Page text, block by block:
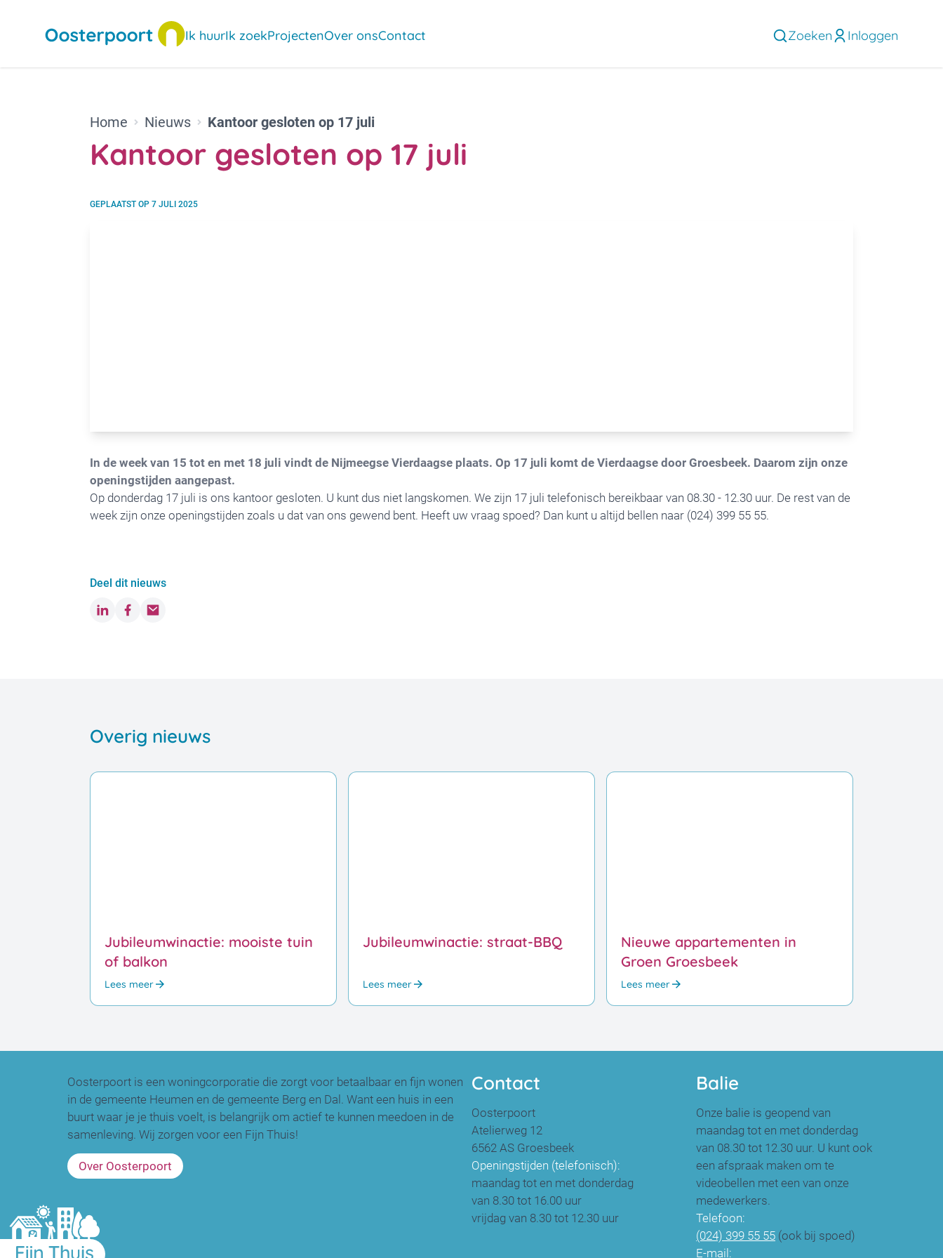
Ik huurIk zoekProjectenOver onsContact Zoeken Inloggen
Home Nieuws Kantoor gesloten op 17 juli
Kantoor gesloten op 17 juli
GEPLAATST OP 7 JULI 2025
In de week van 15 tot en met 18 juli vindt de Nijmeegse Vierdaagse plaats. Op 17 juli komt de Vierdaagse door Groesbeek. Daarom zijn onze
openingstijden aangepast.
Op donderdag 17 juli is ons kantoor gesloten. U kunt dus niet langskomen. We zijn 17 juli telefonisch bereikbaar van 08.30 - 12.30 uur. De rest van de
week zijn onze openingstijden zoals u dat van ons gewend bent. Heeft uw vraag spoed? Dan kunt u altijd bellen naar (024) 399 55 55.
Deel dit nieuws
LinkedInFacebook
Email
Overig nieuws
Jubileumwinactie: mooiste tuin
of balkon
Lees meer
Jubileumwinactie: straat-BBQ
Lees meer
Nieuwe appartementen in
Groen Groesbeek
Lees meer
Oosterpoort is een woningcorporatie die zorgt voor betaalbaar en fijn wonen
in de gemeente Heumen en de gemeente Berg en Dal. Want een huis in een
buurt waar je je thuis voelt, is belangrijk om actief te kunnen meedoen in de
samenleving. Wij zorgen voor een Fijn Thuis!
Over Oosterpoort
Contact
Oosterpoort
Atelierweg 12
6562 AS Groesbeek
Openingstijden (telefonisch):
maandag tot en met donderdag
van 8.30 tot 16.00 uur
vrijdag van 8.30 tot 12.30 uur
Balie
Onze balie is geopend van
maandag tot en met donderdag
van 08.30 tot 12.30 uur. U kunt ook
een afspraak maken om te
videobellen met een van onze
medewerkers.
Telefoon:
(024) 399 55 55 (ook bij spoed)
E-mail: